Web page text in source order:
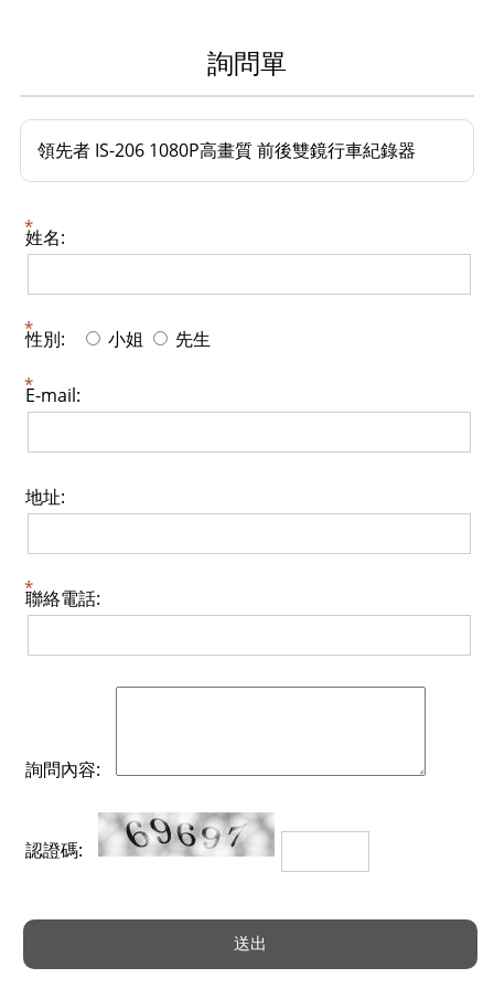
詢問單
領先者 IS-206 1080P高畫質 前後雙鏡行車紀錄器
姓名:
性別: 小姐 先生
E-mail:
地址:
聯絡電話:
詢問內容:
認證碼: